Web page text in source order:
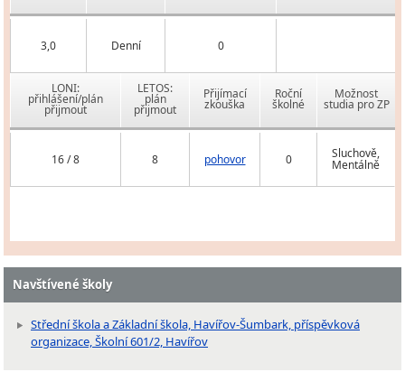
3,0 Denní 0
LONI:
přihlášení/plán
přijmout
LETOS:
plán
přijmout
Přijímací
zkouška
Roční
školné
Možnost
studia pro ZP
16 / 8 8 pohovor 0 Sluchově,
Mentálně
Navštívené školy
Střední škola a Základní škola, Havířov-Šumbark, příspěvková
organizace, Školní 601/2, Havířov